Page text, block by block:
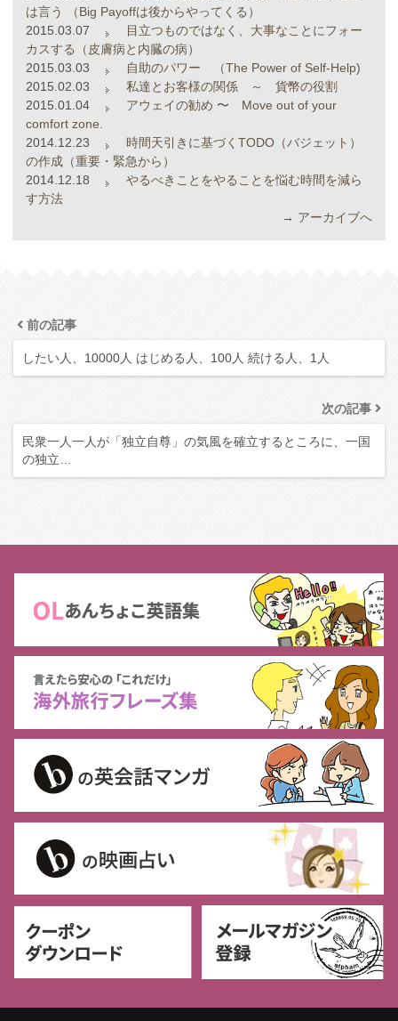
は言う （Big Payoffは後からやってくる）
2015.03.07
目立つものではなく、大事なことにフォー
カスする（皮膚病と内臓の病）
2015.03.03
自助のパワー （The Power of Self-Help)
2015.02.03
私達とお客様の関係 ～ 貨幣の役割
2015.01.04
アウェイの勧め 〜 Move out of your
comfort zone.
2014.12.23
時間天引きに基づくTODO（バジェット）
の作成（重要・緊急から）
2014.12.18
やるべきことをやることを悩む時間を減ら
す方法
→ アーカイブへ
前の記事
したい人、10000人 はじめる人、100人 続ける人、1人
次の記事
民衆一人一人が「独立自尊」の気風を確立するところに、一国
の独立…